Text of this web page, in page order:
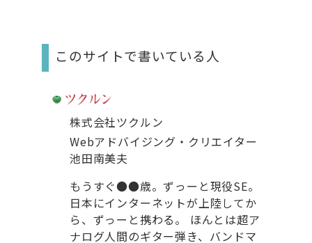
このサイトで書いている人
株式会社ツクルン
Webアドバイジング・クリエイター
池田南美夫
もうすぐ●●歳。ずっーと現役SE。
日本にインターネットが上陸してか
ら、ずっーと携わる。 ほんとは超ア
ナログ人間のギター弾き、バンドマ